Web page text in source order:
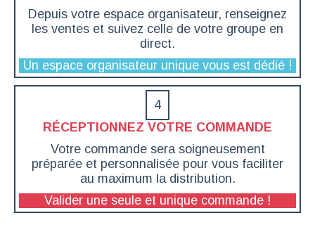
Depuis votre espace organisateur, renseignez
les ventes et suivez celle de votre groupe en
direct.
Un espace organisateur unique vous est dédié !
4
RÉCEPTIONNEZ VOTRE COMMANDE
Votre commande sera soigneusement
préparée et personnalisée pour vous faciliter
au maximum la distribution.
Valider une seule et unique commande !